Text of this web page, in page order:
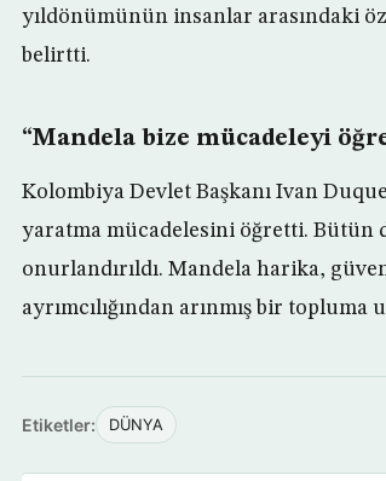
yıldönümünün insanlar arasındaki
belirtti.
“Mandela bize mücadeleyi
Kolombiya Devlet Başkanı Ivan
yaratma mücadelesini öğretti. Bütün
onurlandırıldı. Mandela harika,
ayrımcılığından arınmış bir topluma
Etiketler: DÜNYA